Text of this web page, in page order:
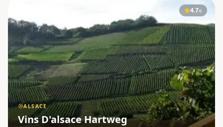
4.7G
ALSACE
Vins D'alsace Hartweg